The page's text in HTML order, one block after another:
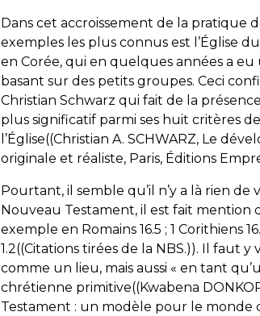
Dans cet accroissement de la pratique
exemples les plus connus est l’Église
en Corée, qui en quelques années a
basant sur des petits groupes. Ceci
Christian Schwarz qui fait de la
plus significatif parmi ses huit critères
l’Église((Christian A. SCHWARZ, Le
originale et réaliste, Paris, Éditions
Pourtant, il semble qu’il n’y a là rien de
Nouveau Testament, il est fait mention
exemple en Romains 16.5 ; 1 Corithiens
1.2((Citations tirées de la NBS.)). Il faut y
comme un lieu, mais aussi « en tant
chrétienne primitive((Kwabena
Testament : un modèle pour le monde